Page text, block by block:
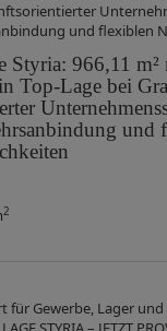
Styria: 966,11 m²
Top-Lage bei
und
2